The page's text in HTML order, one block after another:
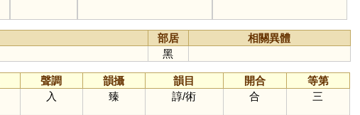
部居
相關異體
黑
聲調 韻攝 韻目 開合
等第
入 臻 諄/術 合 三